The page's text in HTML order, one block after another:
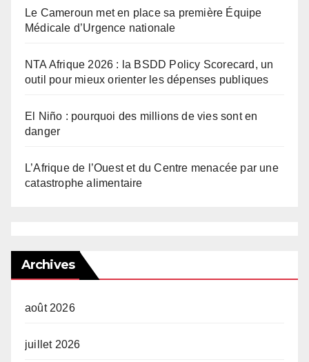
Le Cameroun met en place sa première Équipe
Médicale d’Urgence nationale
NTA Afrique 2026 : la BSDD Policy Scorecard, un
outil pour mieux orienter les dépenses publiques
El Niño : pourquoi des millions de vies sont en
danger
L’Afrique de l’Ouest et du Centre menacée par une
catastrophe alimentaire
Archives
août 2026
juillet 2026